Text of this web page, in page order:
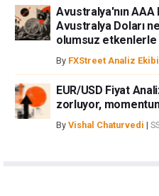
Avustralya'nın
Avustralya Doları
olumsuz etkenlerle
By FXStreet Analiz Ekibi
EUR/USD Fiyat
zorluyor,
By Vishal Chaturvedi |